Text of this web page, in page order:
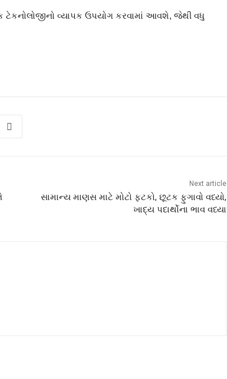
વ્યાપક ઉપયોગ કરવામાં આવશે, જેથી વધુ
Next article
સામાન્ય માણસ માટે મોટો ફટકો, છૂટક ફુગાવો વધ્યો,
ખાદ્ય પદાર્થોના ભાવ વધ્યા